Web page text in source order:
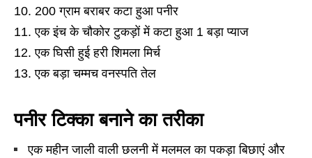
200 ग्राम बराबर कटा हुआ पनीर
एक इंच के चौकोर टुकड़ों में कटा हुआ 1 बड़ा प्याज
एक घिसी हुई हरी शिमला मिर्च
एक बड़ा चम्मच वनस्पति तेल
पनीर टिक्का बनाने का तरीका
एक महीन जाली वाली छलनी में मलमल का पकड़ा बिछाएं और